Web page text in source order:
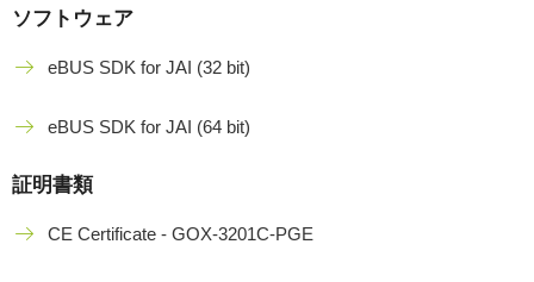
ソフトウェア
eBUS SDK for JAI (32 bit)
eBUS SDK for JAI (64 bit)
証明書類
CE Certificate - GOX-3201C-PGE